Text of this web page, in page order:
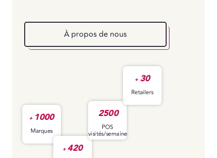
À propos de nous
+ 1000
Marques
+ 420
2500
POS
visités/semaine
+ 30
Retailers